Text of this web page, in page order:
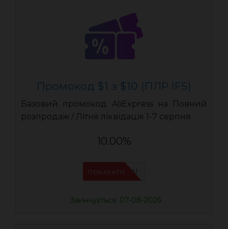
Промокод $1 з $10 (ПЛР IFS)
Базовий промокод AliExpress на Повний
розпродаж / Літня ліквідація 1-7 серпня
10.00%
IFSCDUA1
ПОКАЗАТИ
Закінчується: 07-08-2026